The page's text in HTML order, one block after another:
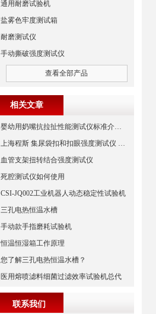
通用耐磨试验机
盐雾色牢度测试箱
耐磨测试仪
手动撕破强度测试仪
查看全部产品
相关文章
婴幼用奶嘴抗拉扯性能测试仪标准介绍-上海程斯
上海程斯 集尿袋扣和扣眼强度测试仪 CSI-Z061-5 文献资料科普
血管支架扭转结合强度测试仪
死腔测试仪如何使用
CSI-JQ002工业机器人动态稳定性试验机
三孔电热恒温水槽
手动款手指磨耗试验机
恒温恒湿箱工作原理
您了解三孔电热恒温水槽？
医用熔喷滤料细菌过滤效率试验机总代
联系我们